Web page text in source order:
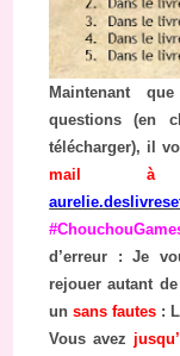
Maintenant
questions (en
télécharger), il
mail à
d’erreur : Je
rejouer autant
unsans fautes :
Vous avez